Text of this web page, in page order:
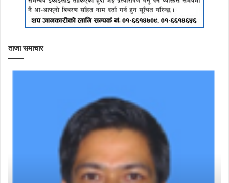
ताजा समाचार